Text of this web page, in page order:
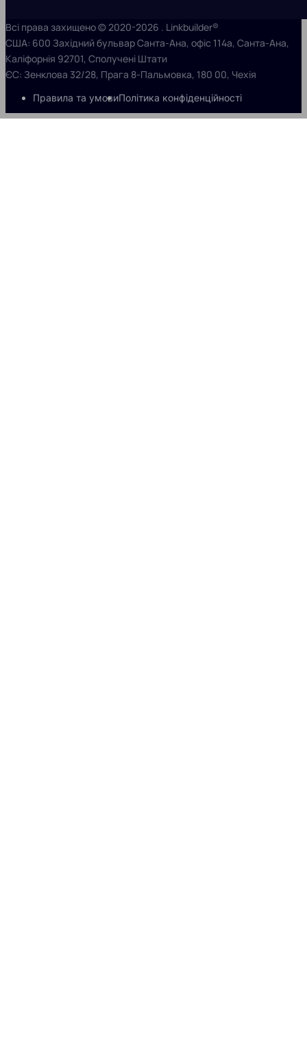
Всі права захищено © 2020-2026 . Linkbuilder®
США: 600 Західний бульвар Санта-Ана, офіс 114a, Санта-Ана,
Каліфорнія 92701, Сполучені Штати
ЄС: Зенклова 32/28, Прага 8-Пальмовка, 180 00, Чехія
Правила та умовиПолітика конфіденційності